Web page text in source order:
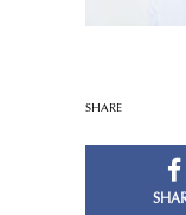
SHARE